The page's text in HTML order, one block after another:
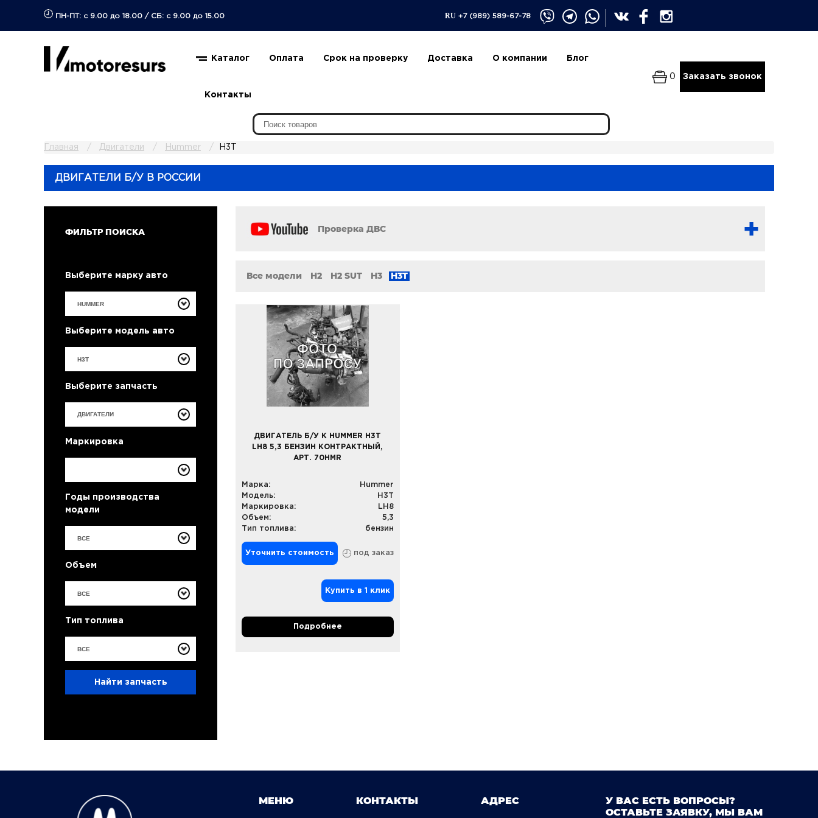
ПН-ПТ: с 9.00 до 18.00 / СБ: с 9.00 до 15.00 RU +7 (989) 589-67-78
Каталог Оплата Срок на проверку Доставка О компании Блог
Контакты
0 Заказать звонок
Главная Двигатели Hummer H3T
ДВИГАТЕЛИ Б/У В РОССИИ
ФИЛЬТР ПОИСКА
Выберите марку авто
Выберите модель авто
Выберите запчасть
Маркировка
Годы производства
модели
ВСЕ
Объем
ВСЕ
Тип топлива
ВСЕ
Найти запчасть
Проверка ДВС
Все модели H2 H2 SUT H3 H3T
ДВИГАТЕЛЬ Б/У К HUMMER H3T
LH8 5,3 БЕНЗИН КОНТРАКТНЫЙ,
АРТ. 70HMR
Марка:
Hummer
Модель:
H3T
Маркировка:
LH8
Объем:
5,3
Тип топлива:
бензин
Уточнить стоимость под заказ
Купить в 1 клик
Подробнее
МЕНЮ КОНТАКТЫ АДРЕС
У ВАС ЕСТЬ ВОПРОСЫ?
ОСТАВЬТЕ ЗАЯВКУ, МЫ ВАМ